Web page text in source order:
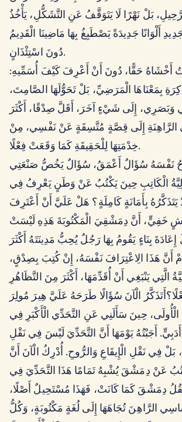
بَلْ نَهْرًا لَا يَتَوَقَّفُ عَنِ التَّشَكُّلِ، يَأْخُذُ
أَلْوَانًا جَدِيدَةً يَصْطَبِغُ بِهَا مَاضِينَا الْقَدِيمُ
دُونَ اسْتِئْذَانٍ.
أَخْشَاهُ حَقًّا، دُونَ أَنْ أَعْرِفَ كَيْفَ أُسَمِّيهِ:
بِمَعْنَاهَا الْمَرَضِيِّ، بَلْ تَحَوُّلَهَا الصَّامِتَ،
إِلَى شَيْءٍ آخَرَ، أَقَلَّ صِدْقًا، أَكْثَرَ
الرَّاهِنَةِ إِلَى قِصَّةٍ مُتَّسِقَةٍ عَنْ نَفْسِي، مِنْ
خِدْمَتِهَا لِلْحَقِيقَةِ كَمَا وَقَعَتْ فِعْلًا.
نَفْسَهُ سُؤَالٌ أَعْمَقُ، سُؤَالٌ يَخُصُّ صَنْعَتِي
الْكَاتِبِ حِينَ يَكْتُبُ عَنْ وَطَنٍ يَعْرِفُ فِي
يَتَذَكَّرُهُ بِأَمَانَةٍ كَامِلَةٍ؟ هَلْ عَلَيَّ أَنْ أَعْتَرِفَ
خَفِيٍّ، أَنَّ دِمَشْقِيَ الْمَكْتُوبَةَ هَذِهِ لَيْسَتْ
إِعَادَةَ بِنَاءٍ يَقُومُ بِهَا رَجُلٌ يُحِبُّ مَدِينَتَهُ أَكْثَرَ
أَنَّ هَذَا الِاعْتِرَافَ نَفْسَهُ، إِنْ كُتِبَ بِصِدْقٍ،
الَّتِي يَنْبَغِي أَنْ أُقَدِّمَهَا، أَكْثَرَ مِنَ التَّظَاهُرِ
الْآنَ سُؤَالًا طَرَحَهُ عَلَيَّ هِيرَ مُولِرَ
الْأُولَى، حِينَ سَأَلَنِي عَنِ التَّحَدِّي الْأَكْبَرِ فِي
أَجَبْتُهُ يَوْمَهَا أَنَّ التَّحَدِّيَ لَيْسَ فِي نَقْلِ
بَلْ فِي نَقْلِ الْإِيقَاعِ وَالرُّوحِ. أُدْرِكُ الْآنَ أَنَّ
عَنْ دِمَشْقَ يُشْبِهُ تَمَامًا هَذَا التَّحَدِّيَ فِي
أَنْقُلُ دِمَشْقَ كَمَا كَانَتْ، فَهَذَا مُسْتَحِيلٌ أَصْلًا،
الرَّاهِنَ تُجَاهَهَا إِلَى لُغَةٍ مَكْتُوبَةٍ، وَكُلُّ